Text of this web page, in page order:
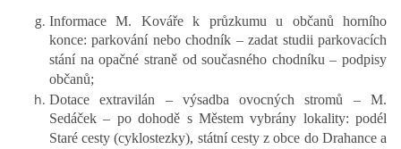
Informace M. Kováře k průzkumu u občanů horního
konce: parkování nebo chodník – zadat studii parkovacích
stání na opačné straně od současného chodníku – podpisy
občanů;
Dotace extravilán – výsadba ovocných stromů – M.
Sedáček – po dohodě s Městem vybrány lokality: podél
Staré cesty (cyklostezky), státní cesty z obce do Drahance a